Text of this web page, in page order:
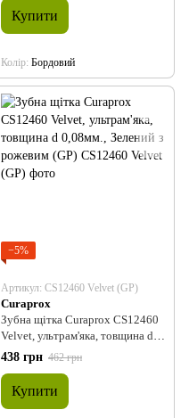
Купити
Колір Бордовий
−5%
Артикул: CS12460 Velvet (GP)
Curaprox
Зубна щітка Curaprox CS12460
Velvet, ультрам'яка, товщина d
0,08мм., Зелений з рожевим (GP)
438 грн 462 грн
Купити